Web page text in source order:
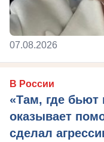
07.08.2026
В России
«Там, где
оказывает
сделал